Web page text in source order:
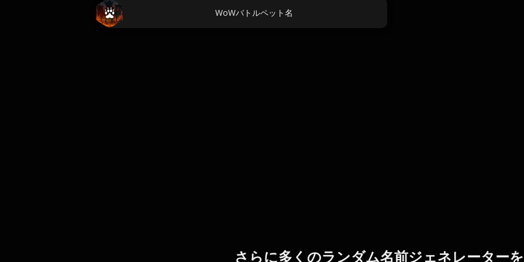
WoWバトルペット名
さらに多くのランダム名前ジェネレーター